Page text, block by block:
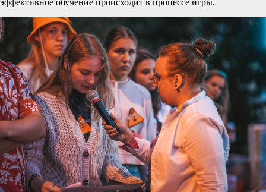
эффективное обучение происходит в процессе игры.